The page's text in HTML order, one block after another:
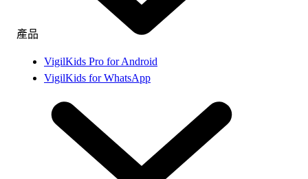
產品
VigilKids Pro for Android
VigilKids for WhatsApp